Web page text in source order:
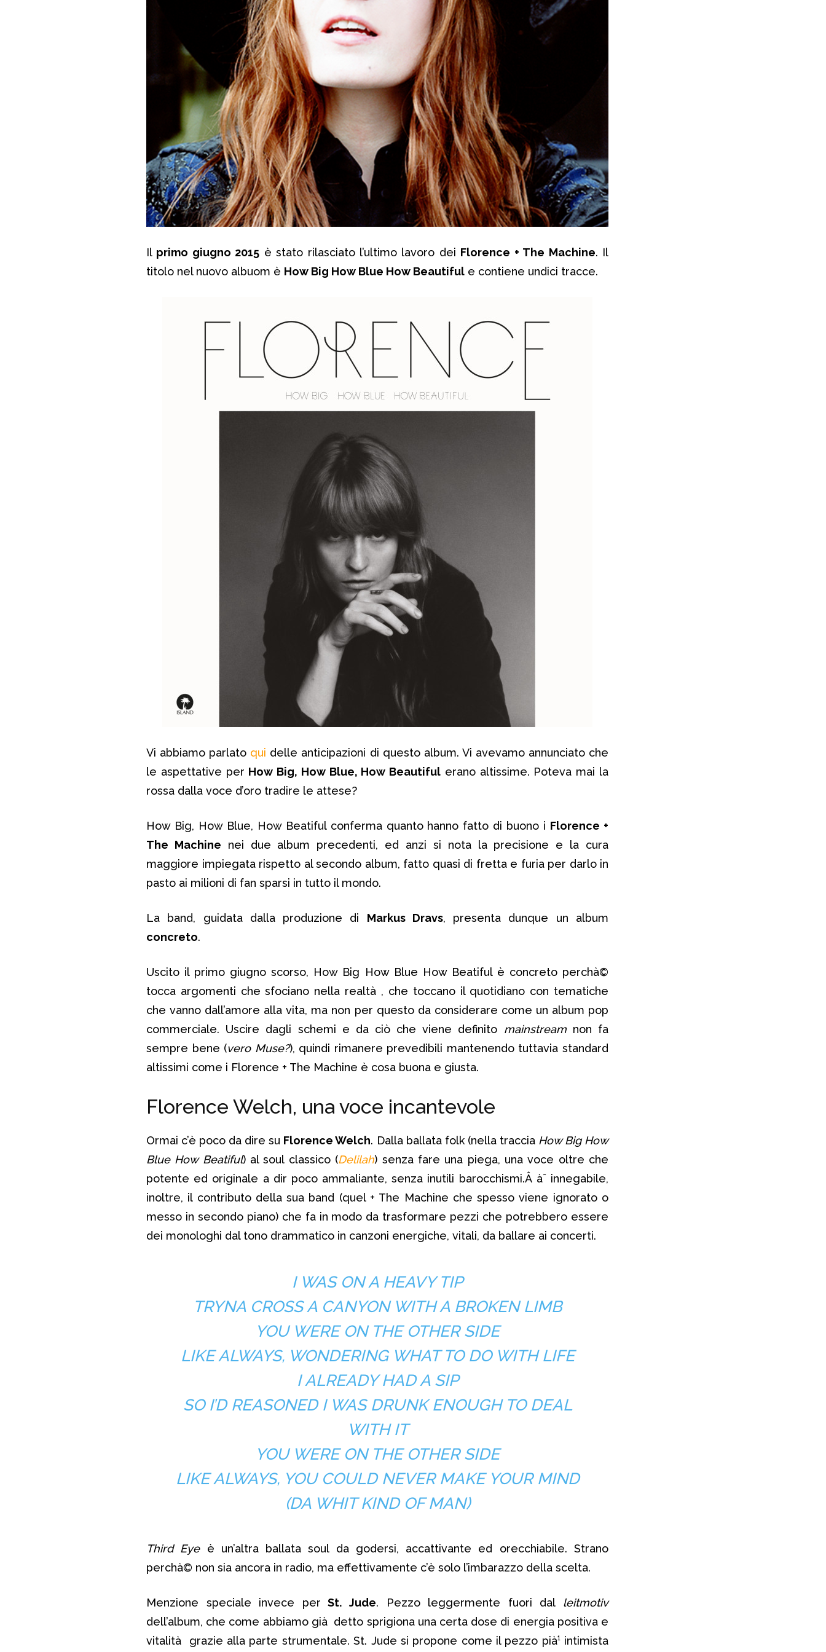
Il primo giugno 2015 è stato rilasciato l’ultimo lavoro dei Florence + The Machine. Il
titolo nel nuovo albuom è How Big How Blue How Beautiful e contiene undici tracce.
Vi abbiamo parlato qui delle anticipazioni di questo album. Vi avevamo annunciato che
le aspettative per How Big, How Blue, How Beautiful erano altissime. Poteva mai la
rossa dalla voce d’oro tradire le attese?
How Big, How Blue, How Beatiful conferma quanto hanno fatto di buono i Florence +
The Machine nei due album precedenti, ed anzi si nota la precisione e la cura
maggiore impiegata rispetto al secondo album, fatto quasi di fretta e furia per darlo in
pasto ai milioni di fan sparsi in tutto il mondo.
La band, guidata dalla produzione di Markus Dravs, presenta dunque un album
concreto.
Uscito il primo giugno scorso, How Big How Blue How Beatiful è concreto perchà©
tocca argomenti che sfociano nella realtà , che toccano il quotidiano con tematiche
che vanno dall’amore alla vita, ma non per questo da considerare come un album pop
commerciale. Uscire dagli schemi e da ciò che viene definito mainstreamnon fa
sempre bene (vero Muse?), quindi rimanere prevedibili mantenendo tuttavia standard
altissimi come i Florence + The Machine è cosa buona e giusta.
Florence Welch, una voce incantevole
Ormai c’è poco da dire su Florence Welch. Dalla ballata folk (nella traccia How Big How
Blue How Beatiful) al soul classico (Delilah) senza fare una piega, una voce oltre che
potente ed originale a dir poco ammaliante, senza inutili barocchismi.Â àˆ innegabile,
inoltre, il contributo della sua band (quel + The Machine che spesso viene ignorato o
messo in secondo piano) che fa in modo da trasformare pezzi che potrebbero essere
dei monologhi dal tono drammatico in canzoni energiche, vitali, da ballare ai concerti.
I WAS ON A HEAVY TIP
TRYNA CROSS A CANYON WITH A BROKEN LIMB
YOU WERE ON THE OTHER SIDE
LIKE ALWAYS, WONDERING WHAT TO DO WITH LIFE
I ALREADY HAD A SIP
SO I’D REASONED I WAS DRUNK ENOUGH TO DEAL
WITH IT
YOU WERE ON THE OTHER SIDE
LIKE ALWAYS, YOU COULD NEVER MAKE YOUR MIND
(DA WHIT KIND OF MAN)
Third Eyeè un’altra ballata soul da godersi, accattivante ed orecchiabile. Strano
perchà© non sia ancora in radio, ma effettivamente c’è solo l’imbarazzo della scelta.
Menzione speciale invece per St. Jude. Pezzo leggermente fuori dal leitmotiv
dell’album, che come abbiamo già detto sprigiona una certa dose di energia positiva e
vitalità grazie alla parte strumentale. St. Jude si propone come il pezzo pià¹ intimista